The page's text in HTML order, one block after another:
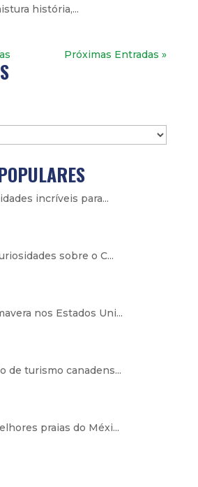
história,...
Próximas Entradas »
incríveis para...
sobre o C...
nos Estados Uni...
de turismo canadens...
praias do Méxi...